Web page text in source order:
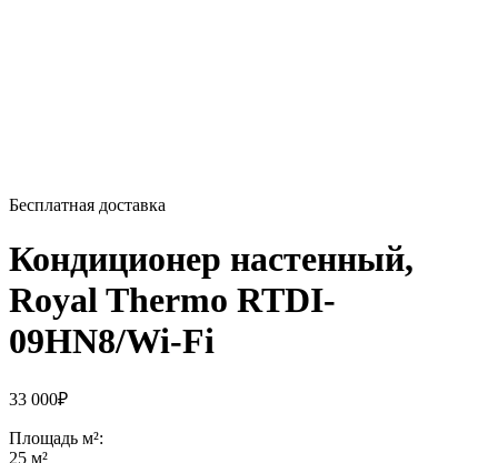
Бесплатная доставка
Кондиционер настенный,
Royal Thermo RTDI-
09HN8/Wi-Fi
33 000₽
Площадь м²:
25 м²